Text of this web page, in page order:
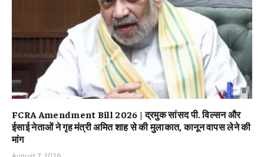
FCRA Amendment Bill 2026 | द्रमुक सांसद पी. विल्सन और
ईसाई नेताओं ने गृह मंत्री अमित शाह से की मुलाकात, कानून वापस लेने की
मांग